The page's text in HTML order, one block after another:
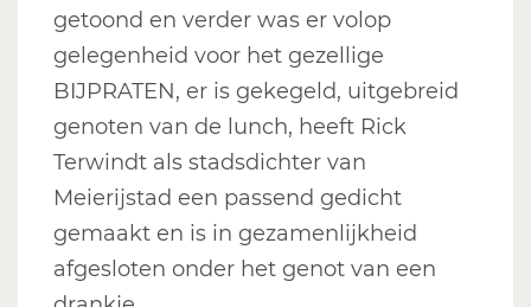
getoond en verder was er volop
gelegenheid voor het gezellige
BIJPRATEN, er is gekegeld, uitgebreid
genoten van de lunch, heeft Rick
Terwindt als stadsdichter van
Meierijstad een passend gedicht
gemaakt en is in gezamenlijkheid
afgesloten onder het genot van een